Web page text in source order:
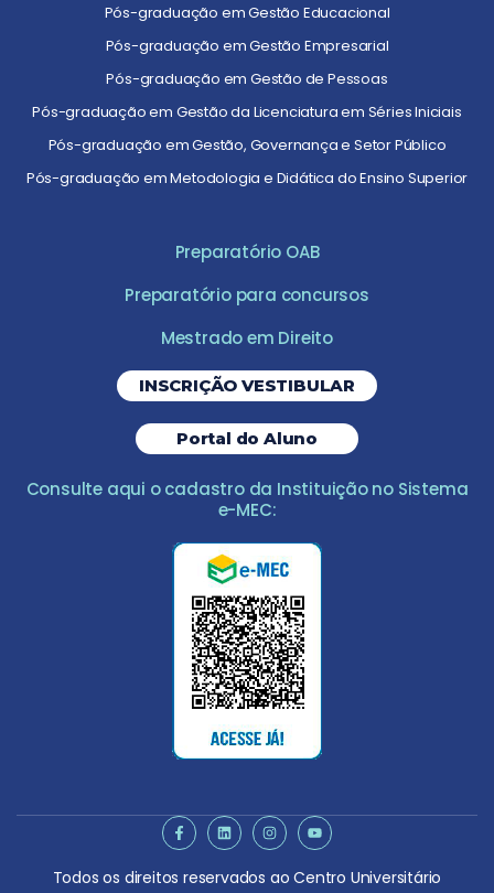
Pós-graduação em Gestão Educacional
Pós-graduação em Gestão Empresarial
Pós-graduação em Gestão de Pessoas
Pós-graduação em Gestão da Licenciatura em Séries Iniciais
Pós-graduação em Gestão, Governança e Setor Público
Pós-graduação em Metodologia e Didática do Ensino Superior
Preparatório OAB
Preparatório para concursos
Mestrado em Direito
INSCRIÇÃO VESTIBULAR
Portal do Aluno
Consulte aqui o cadastro da Instituição no Sistema
e-MEC:
Todos os direitos reservados ao Centro Universitário